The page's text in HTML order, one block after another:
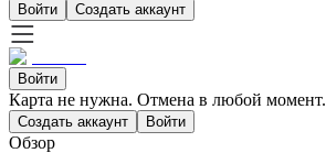
Войти Создать аккаунт
Войти
Карта не нужна. Отмена в любой момент.
Создать аккаунт Войти
Обзор